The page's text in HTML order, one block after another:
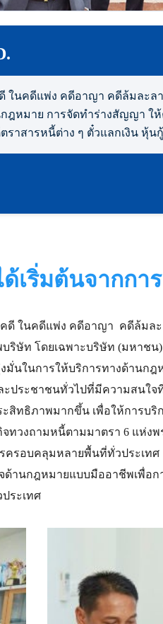
ในคดีแพ่ง คดีอาญา คดีล้มละล
ฎหมาย การจัดทำร่างสัญญา ใ
าสารหนี้ต่าง ๆ ตั๋วแลกเงิน หุ้นกู้
ด้เริ่มต้นจากกา
ในคดีแพ่ง คดีอาญา คดีล้มละ
ริษัท โดยเฉพาะบริษัท (มหาชน)
ในการให้บริการทางด้านกฎ
ประชาชนทั่วไปที่มีความสนใ
ทธิภาพมากขึ้น เพื่อให้การบริ
จทวงถามหนี้ตามมาตรา 6 แห่
รครอบคลุมหลายพื้นที่ทั่วประเทศ
กฎหมายแบบมืออาชีพเพื่อกา
ระเทศ